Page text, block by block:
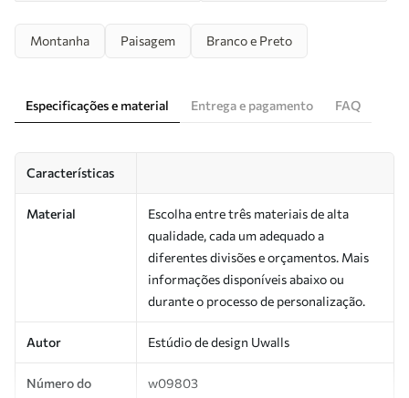
Montanha Paisagem Branco e Preto
Especificações e material Entrega e pagamento FAQ
Características
Material
Escolha entre três materiais de alta
qualidade, cada um adequado a
diferentes divisões e orçamentos. Mais
informações disponíveis abaixo ou
durante o processo de personalização.
Autor Estúdio de design Uwalls
Número do
w09803